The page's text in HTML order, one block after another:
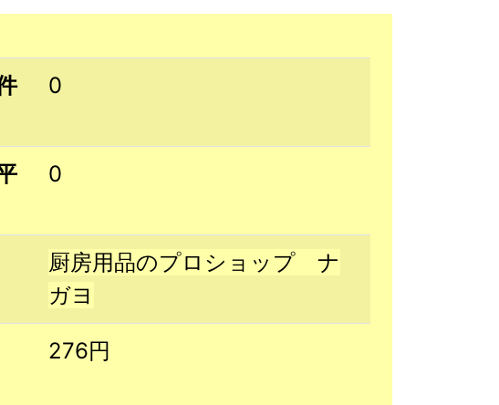
0
0
厨房用品のプロショップ ナ
ガヨ
276円